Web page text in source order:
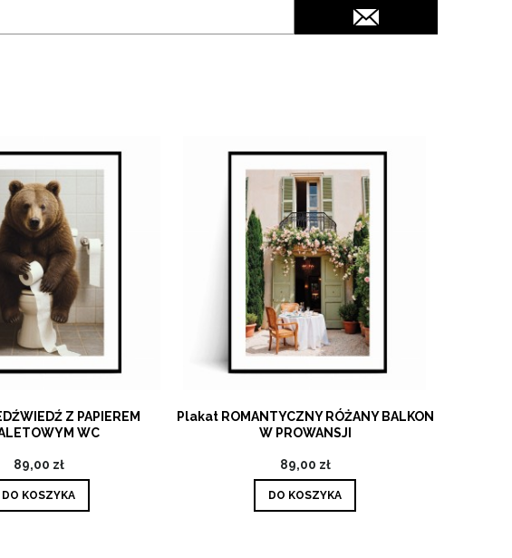
Z PAPIEREM
WC
89,00 zł
DO KOSZYKA
Plakat ROMANTYCZNY RÓŻANY BALKON
W PROWANSJI
89,00 zł
DO KOSZYKA